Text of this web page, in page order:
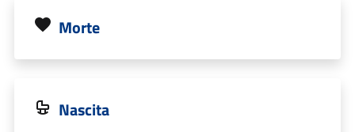
Morte
Nascita